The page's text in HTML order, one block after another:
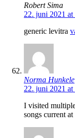
Robert Sima
22. juni 2021 at
generic levitra
Norma Hunkele
22. juni 2021 at
I visited
songs current